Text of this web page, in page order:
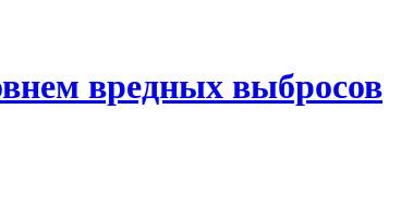
вредных выбросов